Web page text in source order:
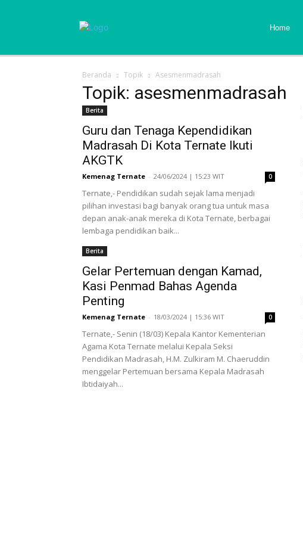
Home
Beranda Topik Asesmenmadrasah
Topik: asesmenmadrasah
Berita
Guru dan Tenaga Kependidikan
Madrasah Di Kota Ternate Ikuti
AKGTK
Kemenag Ternate - 24/06/2024 | 15:23 WIT 0
Ternate,- Pendidikan sudah sejak lama menjadi
pilihan investasi bagi banyak orang tua untuk masa
depan anak-anak mereka di Kota Ternate, berbagai
lembaga pendidikan baik...
Berita
Gelar Pertemuan dengan Kamad,
Kasi Penmad Bahas Agenda
Penting
Kemenag Ternate - 18/03/2024 | 15:36 WIT 0
Ternate,- Senin (18/03) Kepala Kantor Kementerian
Agama Kota Ternate melalui Kepala Seksi
Pendidikan Madrasah, H.M. Zulkiram M. Chaeruddin
menggelar Pertemuan bersama Kepala Madrasah
Ibtidaiyah...